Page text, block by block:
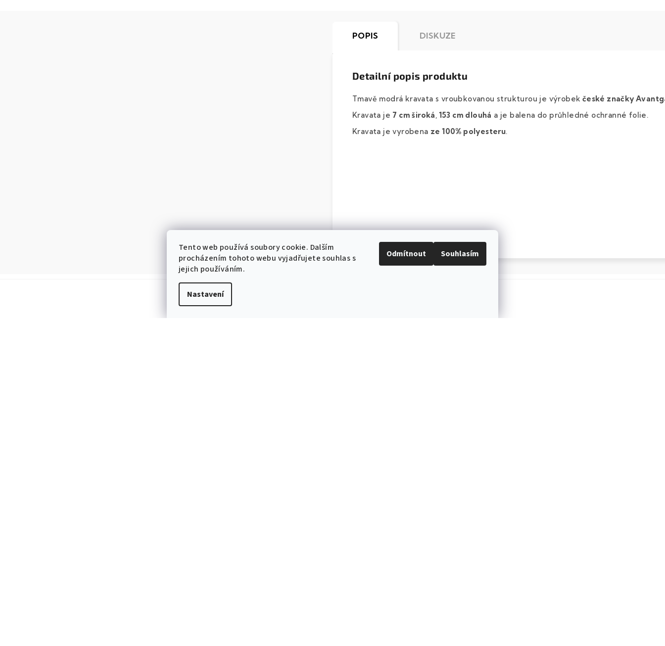
Tento web používá soubory cookie. Dalším
procházením tohoto webu vyjadřujete souhlas s
jejich používáním.
Nastavení
Odmítnout Souhlasím
POPIS DISKUZE
Detailní popis produktu
Tmavě modrá kravata s vroubkovanou strukturou je výrobek české značky
Kravata je 7 cm široká 153 cm dlouhá a je balena do průhledné ochranné folie.
Kravata je vyrobena ze 100% polyesteru.